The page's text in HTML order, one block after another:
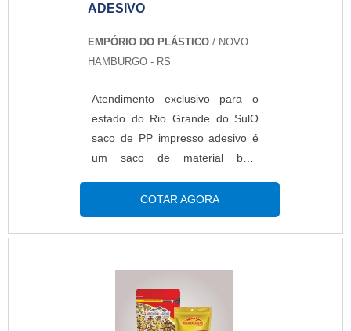
ADESIVO
EMPÓRIO DO PLÁSTICO / NOVO
HAMBURGO - RS
Atendimento exclusivo para o
estado do Rio Grande do SulO
saco de PP impresso adesivo é
um saco de material bem
personalizado impresso com a
marca e o logo da empresa. O
produto realça e valoriza ainda
aba adesiva, facilita o manuseio,
podendo abrir e fechar várias
COTAR AGORA